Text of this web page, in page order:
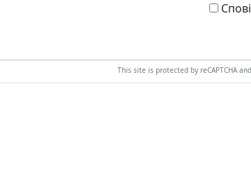
This site is protected by reCAPTCHA